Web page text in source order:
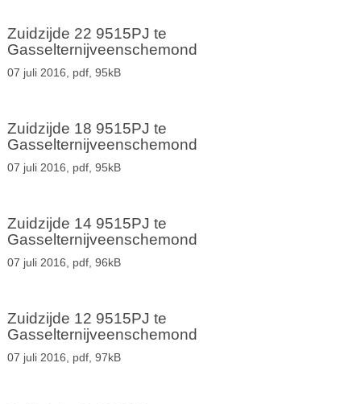
Zuidzijde 22 9515PJ te
Gasselternijveenschemond
07 juli 2016, pdf, 95kB
Zuidzijde 18 9515PJ te
Gasselternijveenschemond
07 juli 2016, pdf, 95kB
Zuidzijde 14 9515PJ te
Gasselternijveenschemond
07 juli 2016, pdf, 96kB
Zuidzijde 12 9515PJ te
Gasselternijveenschemond
07 juli 2016, pdf, 97kB